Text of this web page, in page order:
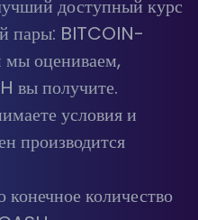
доступный курс
пары: BITCOIN-
оцениваем,
вы получите.
условия и
производится
количество